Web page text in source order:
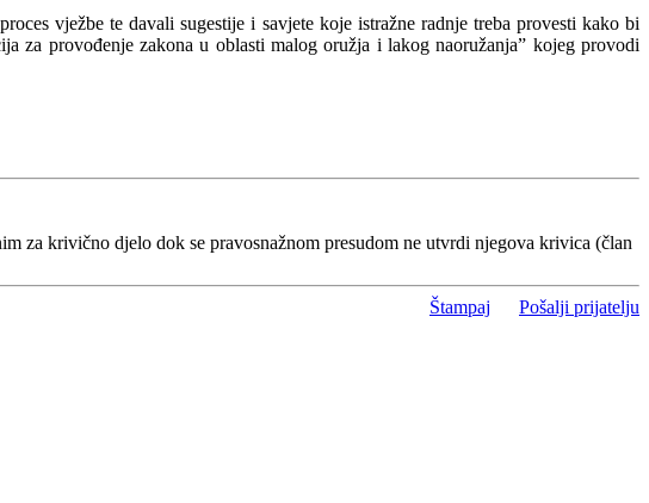
vježbe te davali sugestije i savjete koje istražne radnje treba provesti kako bi
za provođenje zakona u oblasti malog oružja i lakog naoružanja” kojeg provodi
za krivično djelo dok se pravosnažnom presudom ne utvrdi njegova krivica (član
Štampaj Pošalji prijatelju